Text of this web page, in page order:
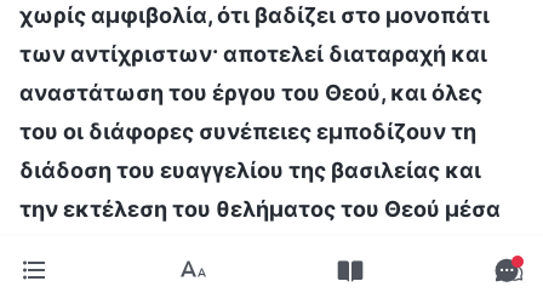
χωρίς αμφιβολία, ότι βαδίζει στο μονοπάτι
των αντίχριστων· αποτελεί διαταραχή και
αναστάτωση του έργου του Θεού, και όλες
του οι διάφορες συνέπειες εμποδίζουν τη
διάδοση του ευαγγελίου της βασιλείας και
την εκτέλεση του θελήματος του Θεού μέσα
βεβαιότητα ότι το μονοπάτι στο οποίο